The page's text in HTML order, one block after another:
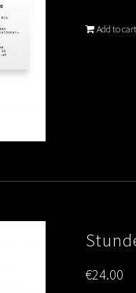
Add to cart
€24.00